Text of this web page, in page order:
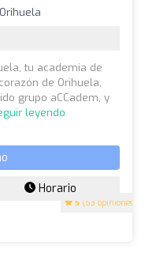
5 (53 opiniones)
tu academia de
de Orihuela,
grupo aCCadem, y
leyendo
Horario